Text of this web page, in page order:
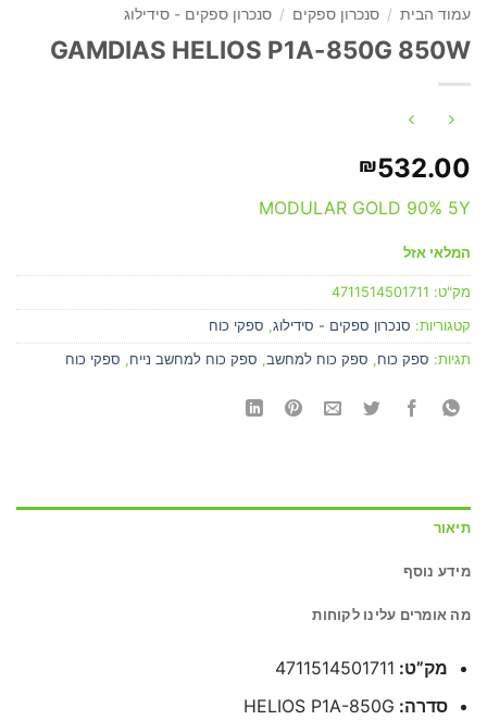
עמוד הבית / סנכרון ספקים / סנכרון ספקים - סידילוג
GAMDIAS HELIOS P1A-850G 850W
₪532.00
MODULAR GOLD 90% 5Y
המלאי אזל
מק"ט: 4711514501711
קטגוריות: סנכרון ספקים - סידילוג, ספקי כוח
תגיות: ספק כוח, ספק כוח למחשב, ספק כוח למחשב נייח, ספקי כוח
תיאור
מידע נוסף
מה אומרים עלינו לקוחות
מק”ט: 4711514501711
סדרה: HELIOS P1A-850G